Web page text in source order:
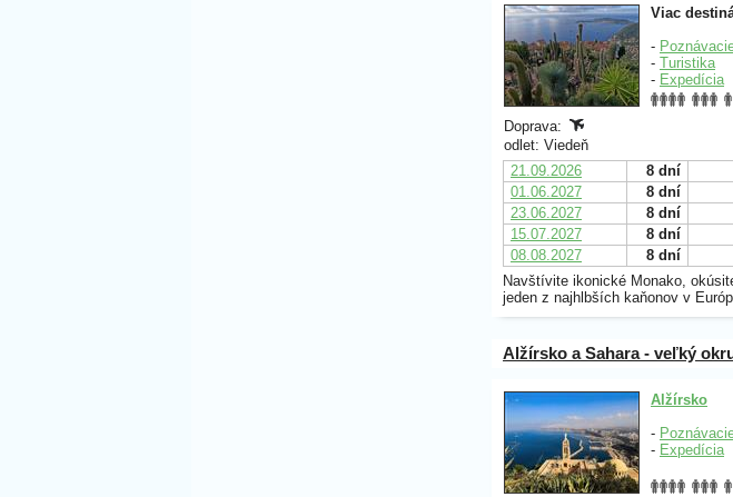
Viac
-
- Turistika
- Expedícia
Doprava:
odlet: Viedeň
21.09.2026
8 dní
01.06.2027
8 dní
23.06.2027
8 dní
15.07.2027
8 dní
08.08.2027
8 dní
Navštívite ikonické Monako,
jeden z najhlbších kaňonov v
Alžírsko a Sahara - veľký
Alžírsko
-
- Expedícia